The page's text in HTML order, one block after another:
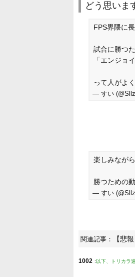
どう思いま
FPS界隈に
試合に勝つ
「エンジョ
って人がよ
— すい
楽しみなが
勝つための
— すい
関連記事： 【悲
1002 : 以下、トリカラ